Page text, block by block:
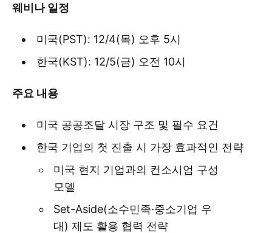
웨비나 일정
미국(PST): 12/4(목) 오후 5시
한국(KST): 12/5(금) 오전 10시
주요 내용
미국 공공조달 시장 구조 및 필수 요건
한국 기업의 첫 진출 시 가장 효과적인 전략
미국 현지 기업과의 컨소시엄 구성
모델
Set-Aside(소수민족·중소기업 우
대) 제도 활용 협력 전략